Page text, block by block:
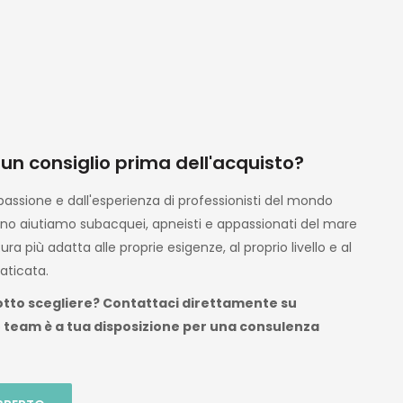
già
consiglio prima dell'acquisto?
e dall'esperienza di professionisti del mondo
aiutiamo subacquei, apneisti e appassionati del mare
più adatta alle proprie esigenze, al proprio livello e al
scegliere? Contattaci direttamente su
è a tua disposizione per una consulenza